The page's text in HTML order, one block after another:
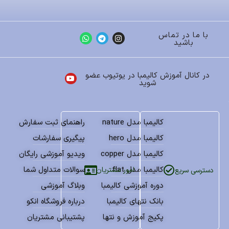
با ما در تماس
باشید
در کانال آموزش کالیمبا در یوتیوب عضو
شوید
دسترسی سریع
کالیمبا مدل nature
کالیمبا مدل hero
کالیمبا مدل copper
کالیمبا مدل flat
دوره آموزشی کالیمبا
بانک نتهای کالیمبا
پکیج آموزش و نتها
امور مشتریان
راهنمای ثبت سفارش
پیگیری سفارشات
ویدیو آموزشی رایگان
سوالات متداول شما
وبلاگ آموزشی
درباره فروشگاه انکو
پشتیبانی مشتریان